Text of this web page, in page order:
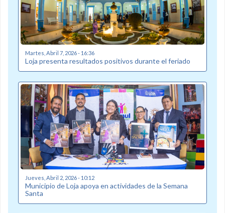
Martes, Abril 7, 2026 - 16:36
Loja presenta resultados positivos durante el feriado
Jueves, Abril 2, 2026 - 10:12
Municipio de Loja apoya en actividades de la Semana
Santa